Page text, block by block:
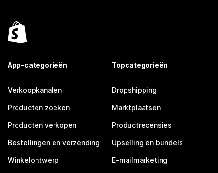
App-categorieën
Verkoopkanalen
Producten zoeken
Producten verkopen
Bestellingen en verzending
Winkelontwerp
Topcategorieën
Dropshipping
Marktplaatsen
Productrecensies
Upselling en bundels
E-mailmarketing